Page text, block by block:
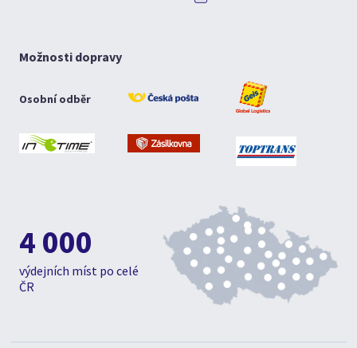
Možnosti dopravy
Osobní odběr
4 000
výdejních míst po celé
ČR